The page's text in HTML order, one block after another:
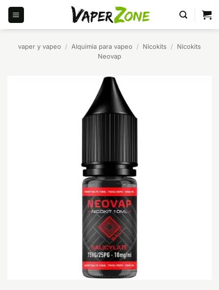
Saltar
contenido
vaper y vapeo / Alquimia para vapeo / Nicokits /
Nicokits
Neovap